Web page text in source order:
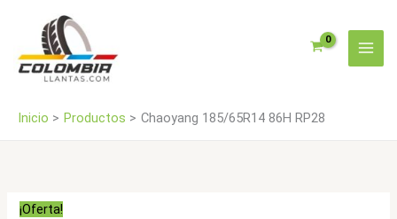
contenido
Inicio Productos Chaoyang 185/65R14 86H RP28
¡Oferta!